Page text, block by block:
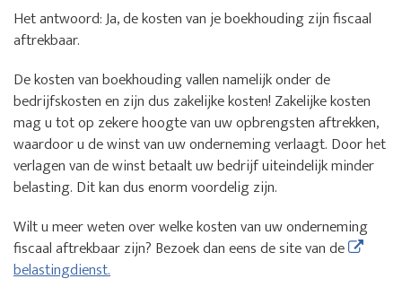
Het antwoord: Ja, de kosten van je boekhouding zijn fiscaal
aftrekbaar.
De kosten van boekhouding vallen namelijk onder de
bedrijfskosten en zijn dus zakelijke kosten! Zakelijke kosten
mag u tot op zekere hoogte van uw opbrengsten aftrekken,
waardoor u de winst van uw onderneming verlaagt. Door het
verlagen van de winst betaalt uw bedrijf uiteindelijk minder
belasting. Dit kan dus enorm voordelig zijn.
Wilt u meer weten over welke kosten van uw onderneming
fiscaal aftrekbaar zijn? Bezoek dan eens de site van de
belastingdienst.